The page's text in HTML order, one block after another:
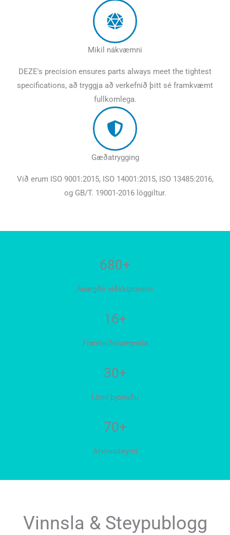
Mikil nákvæmni
DEZE's precision ensures parts always meet the tightest
specifications, að tryggja að verkefnið þitt sé framkvæmt
fullkomlega.
Gæðatrygging
Við erum ISO 9001:2015, ISO 14001:2015, ISO 13485:2016,
og GB/T. 19001-2016 löggiltur.
680+
Ánægðir viðskiptavinir
16+
Framleiðslureynsla
30+
Lönd þjónuðu
70+
Atvinnuteymi
Vinnsla & Steypublogg